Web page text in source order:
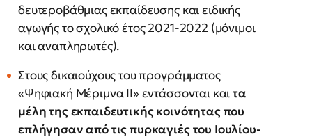
δευτεροβάθμιας εκπαίδευσης και ειδικής
αγωγής το σχολικό έτος 2021-2022 (μόνιμοι
και αναπληρωτές).
Στους δικαιούχους του προγράμματος
«Ψηφιακή Μέριμνα ΙΙ» εντάσσονται καιτα
μέλη της εκπαιδευτικής κοινότητας που
επλήγησαν από τις πυρκαγιές του Ιουλίου-